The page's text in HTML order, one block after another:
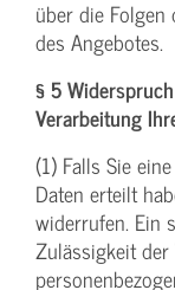
über die
des Angebotes.
§ 5
Verarbeitung
(1) Falls Sie
Daten erteilt
widerrufen. Ein
Zulässigkeit